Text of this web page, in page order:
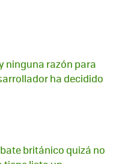
ninguna razón para
ha decidido
británico quizá no